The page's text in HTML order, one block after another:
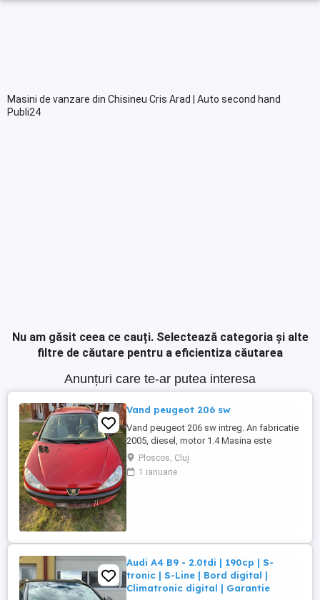
Masini de vanzare din Chisineu Cris Arad | Auto second hand
Publi24
Nu am găsit ceea ce cauți. Selectează categoria și alte
filtre de căutare pentru a eficientiza căutarea
Anunțuri care te-ar putea interesa
Vand peugeot 206 sw
Vand peugeot 206 sw intreg. An fabricatie
2005, diesel, motor 1.4 Masina este
radiata. Pentru mai multe detalii va rog
sunati la nr. de telefon afisat:
Ploscos, Cluj
1 ianuarie
Audi A4 B9 - 2.0tdi | 190cp | S-
tronic | S-Line | Bord digital |
Climatronic digital | Garantie